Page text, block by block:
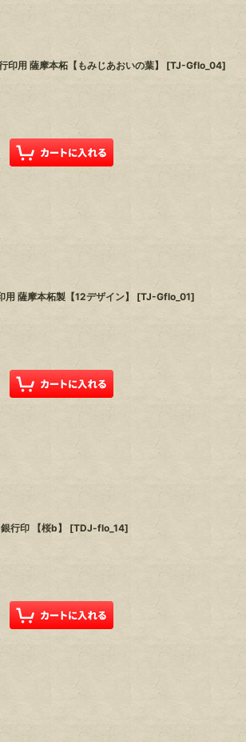
印用 薩摩本柘【もみじあおいの葉】 [TJ-Gflo_04]
薩摩本柘製【12デザイン】 [TJ-Gflo_01]
行印 【桜b】 [TDJ-flo_14]